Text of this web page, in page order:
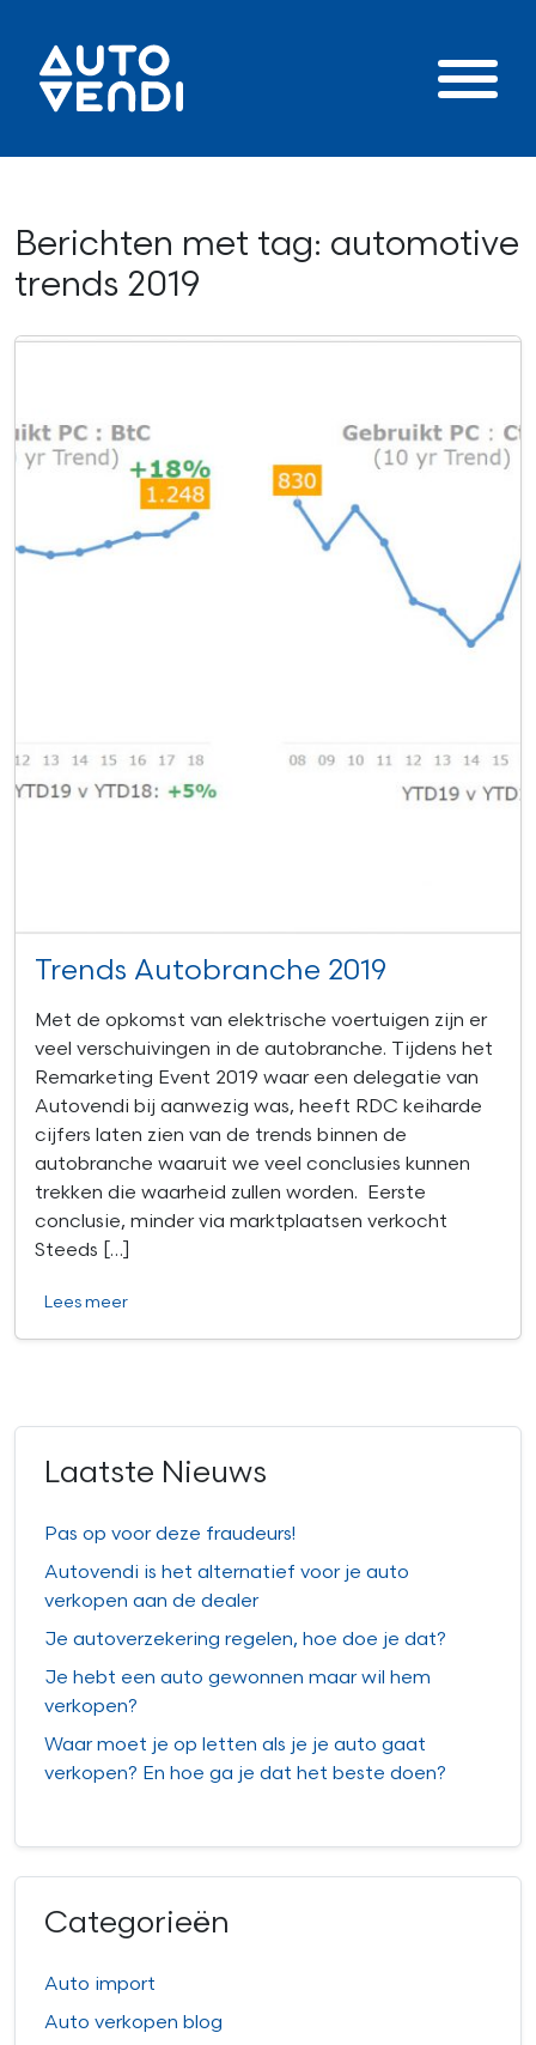
Berichten met tag: automotive
trends 2019
Trends Autobranche 2019
Met de opkomst van elektrische voertuigen zijn er
veel verschuivingen in de autobranche. Tijdens het
Remarketing Event 2019 waar een delegatie van
Autovendi bij aanwezig was, heeft RDC keiharde
cijfers laten zien van de trends binnen de
autobranche waaruit we veel conclusies kunnen
trekken die waarheid zullen worden. Eerste
conclusie, minder via marktplaatsen verkocht
Steeds […]
Lees meer
Laatste Nieuws
Pas op voor deze fraudeurs!
Autovendi is het alternatief voor je auto
verkopen aan de dealer
Je autoverzekering regelen, hoe doe je dat?
Je hebt een auto gewonnen maar wil hem
verkopen?
Waar moet je op letten als je je auto gaat
verkopen? En hoe ga je dat het beste doen?
Categorieën
Auto import
Auto verkopen blog